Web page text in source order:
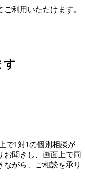
利用いただけます。
す
で1対1の個別相談が
お聞きし、画面上で同
ながら、ご相談を承り